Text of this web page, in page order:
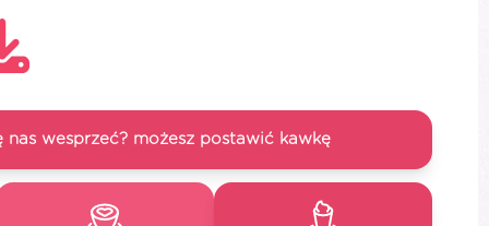
nas wesprzeć? możesz postawić kawkę